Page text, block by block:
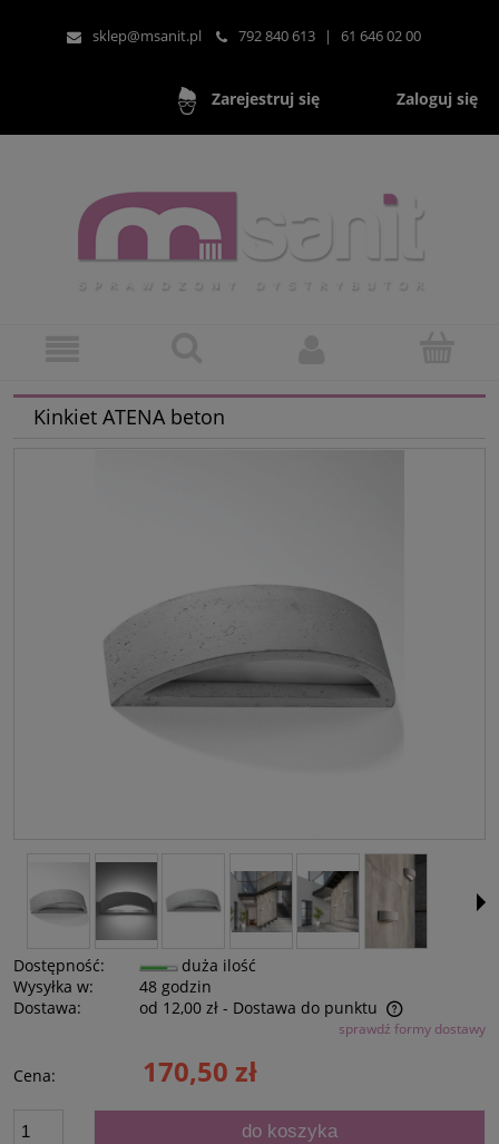
sklep@msanit.pl 792 840 613 | 61 646 02 00
Zarejestruj się Zaloguj się
Kinkiet ATENA beton
Dostępność:
duża ilość
Wysyłka w:
48 godzin
Dostawa:
od 12,00 zł - Dostawa do punktu
Cena nie zawiera ewentualnych kosztów płatnościsprawdź formy dostawy
Cena: 170,50 zł
do koszyka